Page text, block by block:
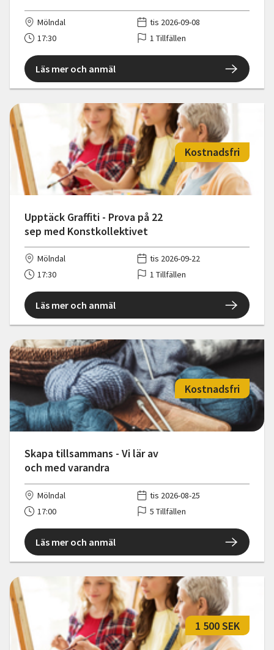
Mölndal
tis 2026-09-08
17:30
1 Tillfällen
Läs mer och anmäl
Upptäck Graffiti - Prova på 22
sep med Konstkollektivet
Kostnadsfri
Mölndal
tis 2026-09-22
17:30
1 Tillfällen
Läs mer och anmäl
Skapa tillsammans - Vi lär av
och med varandra
Kostnadsfri
Mölndal
tis 2026-08-25
17:00
5 Tillfällen
Läs mer och anmäl
1 500 SEK